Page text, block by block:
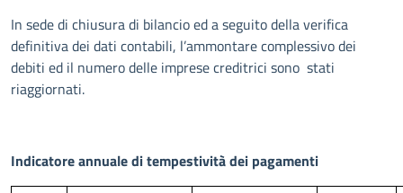
In sede di chiusura di bilancio ed a seguito della verifica
definitiva dei dati contabili, l’ammontare complessivo dei
debiti ed il numero delle imprese creditrici sono stati
riaggiornati.
Indicatore annuale di tempestività dei pagamenti